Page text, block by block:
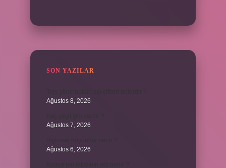
SON YAZILAR
Ağustos 8, 2026
Ağustos 7, 2026
Ağustos 6, 2026